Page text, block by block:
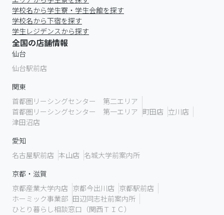
学校名から学生寮・学生会館を探す
学校名から下宿を探す
学生レジデンスから探す
全国の店舗情報
仙台
仙台駅前店
関東
首都圏リーシングセンター 第二エリア
首都圏リーシングセンター 第一エリア 町田店 立川店
津田沼店
愛知
名古屋駅前店 本山店 名城大学前案内所
京都・滋賀
京都産業大学内店 京都今出川店 京都駅前店
ホーミック事業部 田辺同志社前案内所
ひとり暮らし相談窓口（関西ＴＩＣ）